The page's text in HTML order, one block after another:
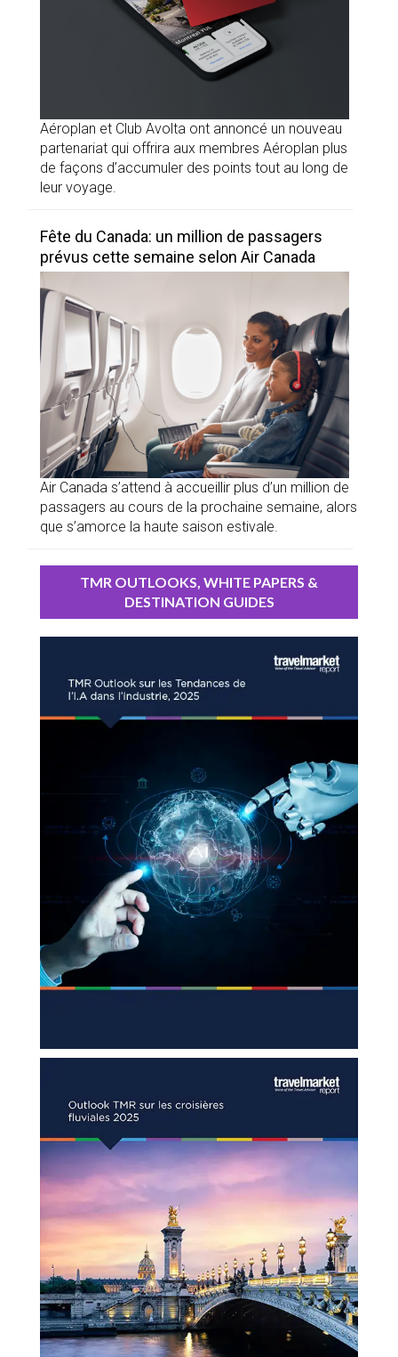
Aéroplan et Club Avolta ont annoncé un nouveau
partenariat qui offrira aux membres Aéroplan plus
de façons d’accumuler des points tout au long de
leur voyage.
Fête du Canada: un million de passagers
prévus cette semaine selon Air Canada
Air Canada s’attend à accueillir plus d’un million de
passagers au cours de la prochaine semaine, alors
que s’amorce la haute saison estivale.
TMR OUTLOOKS, WHITE PAPERS &
DESTINATION GUIDES